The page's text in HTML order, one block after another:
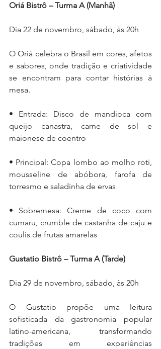
Oriá Bistrô – Turma A (Manhã)
Dia 22 de novembro, sábado, às 20h
O Oriá celebra o Brasil em cores, afetos
e sabores, onde tradição e criatividade
se encontram para contar histórias à
mesa.
• Entrada: Disco de mandioca com
queijo canastra, carne de sol e
maionese de coentro
• Principal: Copa lombo ao molho roti,
mousseline de abóbora, farofa de
torresmo e saladinha de ervas
• Sobremesa: Creme de coco com
cumaru, crumble de castanha de caju e
coulis de frutas amarelas
Gustatio Bistrô – Turma A (Tarde)
Dia 29 de novembro, sábado, às 20h
O Gustatio propõe uma leitura
sofisticada da gastronomia popular
latino-americana, transformando
tradições em experiências